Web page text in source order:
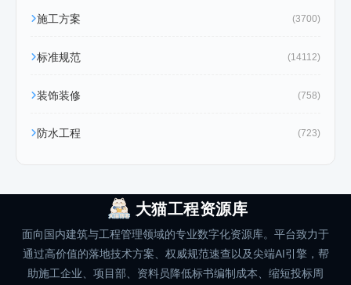
施工方案 (3700)
标准规范 (14112)
装饰装修 (758)
防水工程 (723)
大猫工程资源库
面向国内建筑与工程管理领域的专业数字化资源库。平台致力于
通过高价值的落地技术方案、权威规范速查以及尖端AI引擎，帮
助施工企业、项目部、资料员降低标书编制成本、缩短投标周